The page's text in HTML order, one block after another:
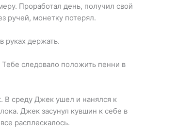
Проработал день, получил свой
ручей, монетку потерял.
руках держать.
следовало положить пенни в
В среду Джек ушел и нанялся к
Джек засунул кувшин к себе в
расплескалось.